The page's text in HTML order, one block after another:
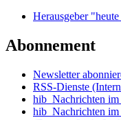
Herausgeber
Abonnement
Newsletter
RSS-Dienste
hib_Nachrichten
hib_Nachrichten